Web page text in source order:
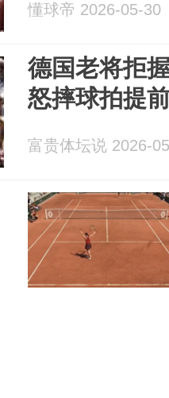
懂球帝 2026-05-30
德国老将拒
怒摔球拍提
富贵体坛说 2026-